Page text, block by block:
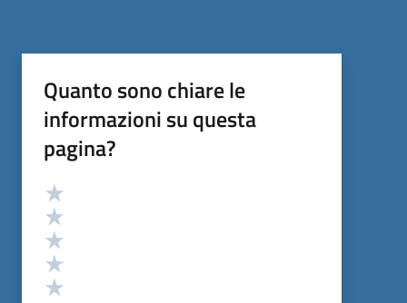
Quanto sono chiare le
informazioni su questa
pagina?
Valutazione